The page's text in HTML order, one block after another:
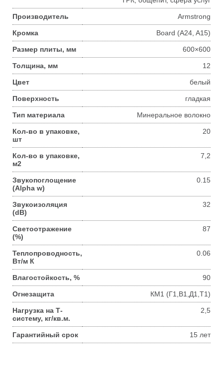
Производитель Armstrong
Кромка Board (A24, A15)
Размер плиты, мм 600×600
Толщина, мм 12
Цвет белый
Поверхность гладкая
Тип материала Минеральное волокно
Кол-во в упаковке,
шт
20
Кол-во в упаковке,
м2
7,2
Звукопоглощение
(Alpha w)
0.15
Звукоизоляция
(dB)
32
Светоотражение
(%)
87
Теплопроводность,
Вт/м К
0.06
Влагостойкость, % 90
Огнезащита КМ1 (Г1,В1,Д1,Т1)
Нагрузка на Т-
систему, кг/кв.м.
2,5
Гарантийный срок 15 лет